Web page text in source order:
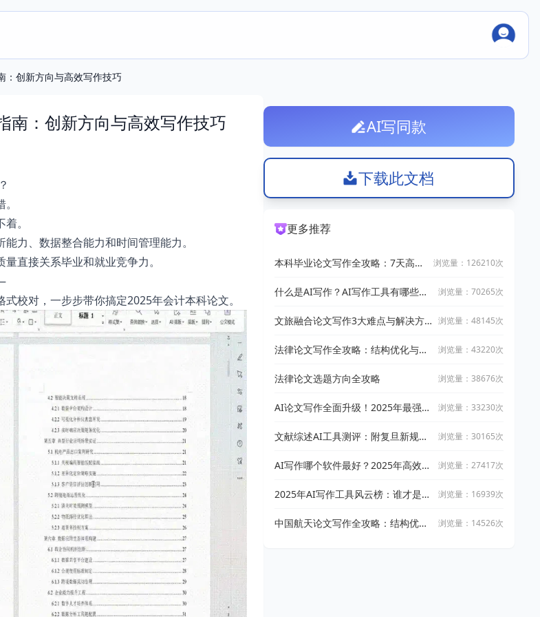
：创新方向与高效写作技巧
南：创新方向与高效写作技巧
。
力、数据整合能力和时间管理能力。
直接关系毕业和就业竞争力。
校对，一步步带你搞定2025年会计本科论文。
AI写同款
下载此文档
更多推荐
本科毕业论文写作全攻略：7天高效
浏览量：126210次
什么是AI写作？AI写作工具有哪些？
浏览量：70265次
文旅融合论文写作3大难点与解决方
浏览量：48145次
法律论文写作全攻略：结构优化与文
浏览量：43220次
法律论文选题方向全攻略 浏览量：38676次
AI论文写作全面升级！2025年最强写
稿
浏览量：33230次
文献综述AI工具测评：附复旦新规下
浏览量：30165次
AI写作哪个软件最好？2025年高效智
浏览量：27417次
2025年AI写作工具风云榜：谁才是真
浏览量：16939次
中国航天论文写作全攻略：结构优化
浏览量：14526次